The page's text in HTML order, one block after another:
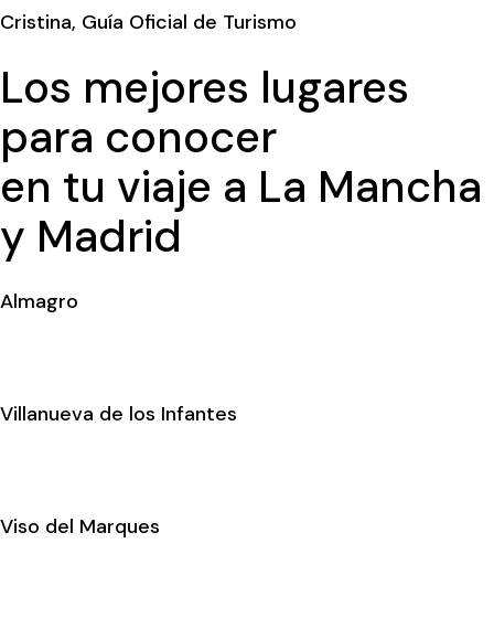
Cristina, Guía Oficial de Turismo
Los mejores lugares
para conocer
en tu viaje a La Mancha
y Madrid
Almagro
Villanueva de los Infantes
Viso del Marques